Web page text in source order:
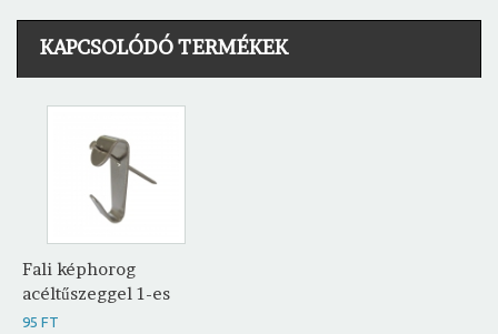
KAPCSOLÓDÓ TERMÉKEK
Fali képhorog
acéltűszeggel 1-es
95 FT